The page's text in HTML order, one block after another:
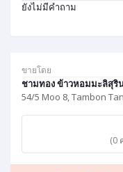
ขายโดย
ชามทอง ข้าวหอมมะลิสุริ
54/5 Moo 8, Tambon
(0
ยังไม่มีคำถาม